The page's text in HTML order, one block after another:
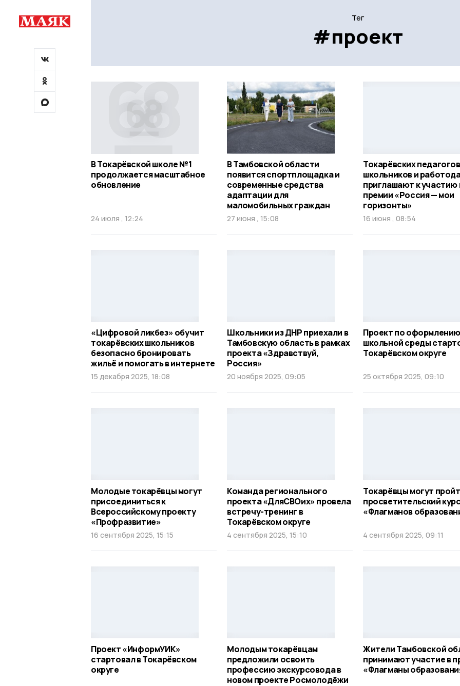
Тег
#проект
В Токарёвской школе №1
продолжается масштабное
обновление
24 июля , 12:24
В Тамбовской области
появится спортплощадка и
современные средства
адаптации для
маломобильных граждан
27 июня , 15:08
Токарёвских
школьников и
приглашают к участию
премии «Россия — мои
горизонты»
16 июня , 08:54
«Цифровой ликбез» обучит
токарёвских школьников
безопасно бронировать
жильё и помогать в интернете
15 декабря 2025, 18:08
Школьники из ДНР приехали в
Тамбовскую область в рамках
проекта «Здравствуй,
Россия»
20 ноября 2025, 09:05
Проект по оформлению
школьной среды
Токарёвском округе
25 октября 2025, 09:10
Молодые токарёвцы могут
присоединиться к
Всероссийскому проекту
«Профразвитие»
16 сентября 2025, 15:15
Команда регионального
проекта «ДляСВОих» провела
встречу-тренинг в
Токарёвском округе
4 сентября 2025, 15:10
Токарёвцы могут
просветительский курс
«Флагманов
4 сентября 2025, 09:11
Проект «ИнформУИК»
стартовал в Токарёвском
округе
Молодым токарёвцам
предложили освоить
профессию экскурсовода в
новом проекте Росмолодёжи
Жители Тамбовской
принимают участие в
«Флагманы